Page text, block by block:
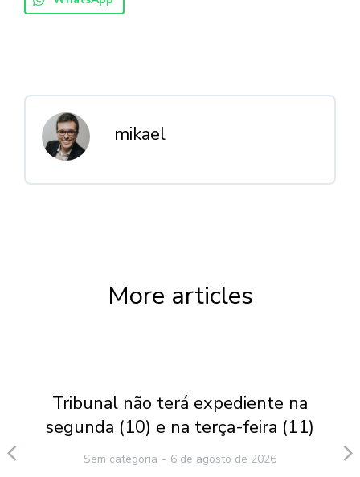
mikael
More articles
Tribunal não terá expediente na
segunda (10) e na terça-feira (11)
Sem categoria 6 de agosto de 2026